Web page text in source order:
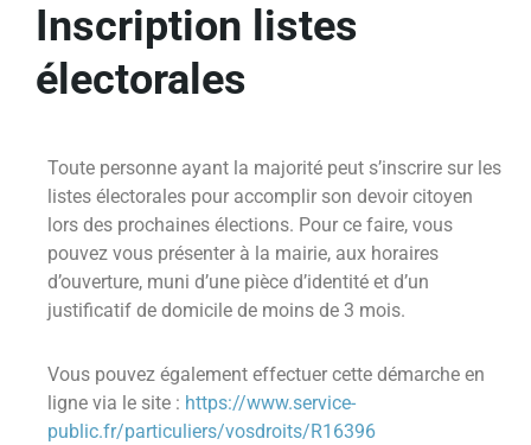
Inscription listes
électorales
Toute personne ayant la majorité peut s’inscrire sur les
listes électorales pour accomplir son devoir citoyen
lors des prochaines élections. Pour ce faire, vous
pouvez vous présenter à la mairie, aux horaires
d’ouverture, muni d’une pièce d’identité et d’un
justificatif de domicile de moins de 3 mois.
Vous pouvez également effectuer cette démarche en
ligne via le site : https://www.service-
public.fr/particuliers/vosdroits/R16396